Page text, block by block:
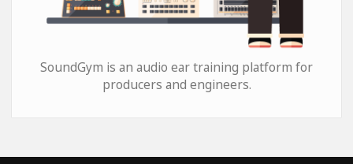
SoundGym is an audio ear training platform for
producers and engineers.